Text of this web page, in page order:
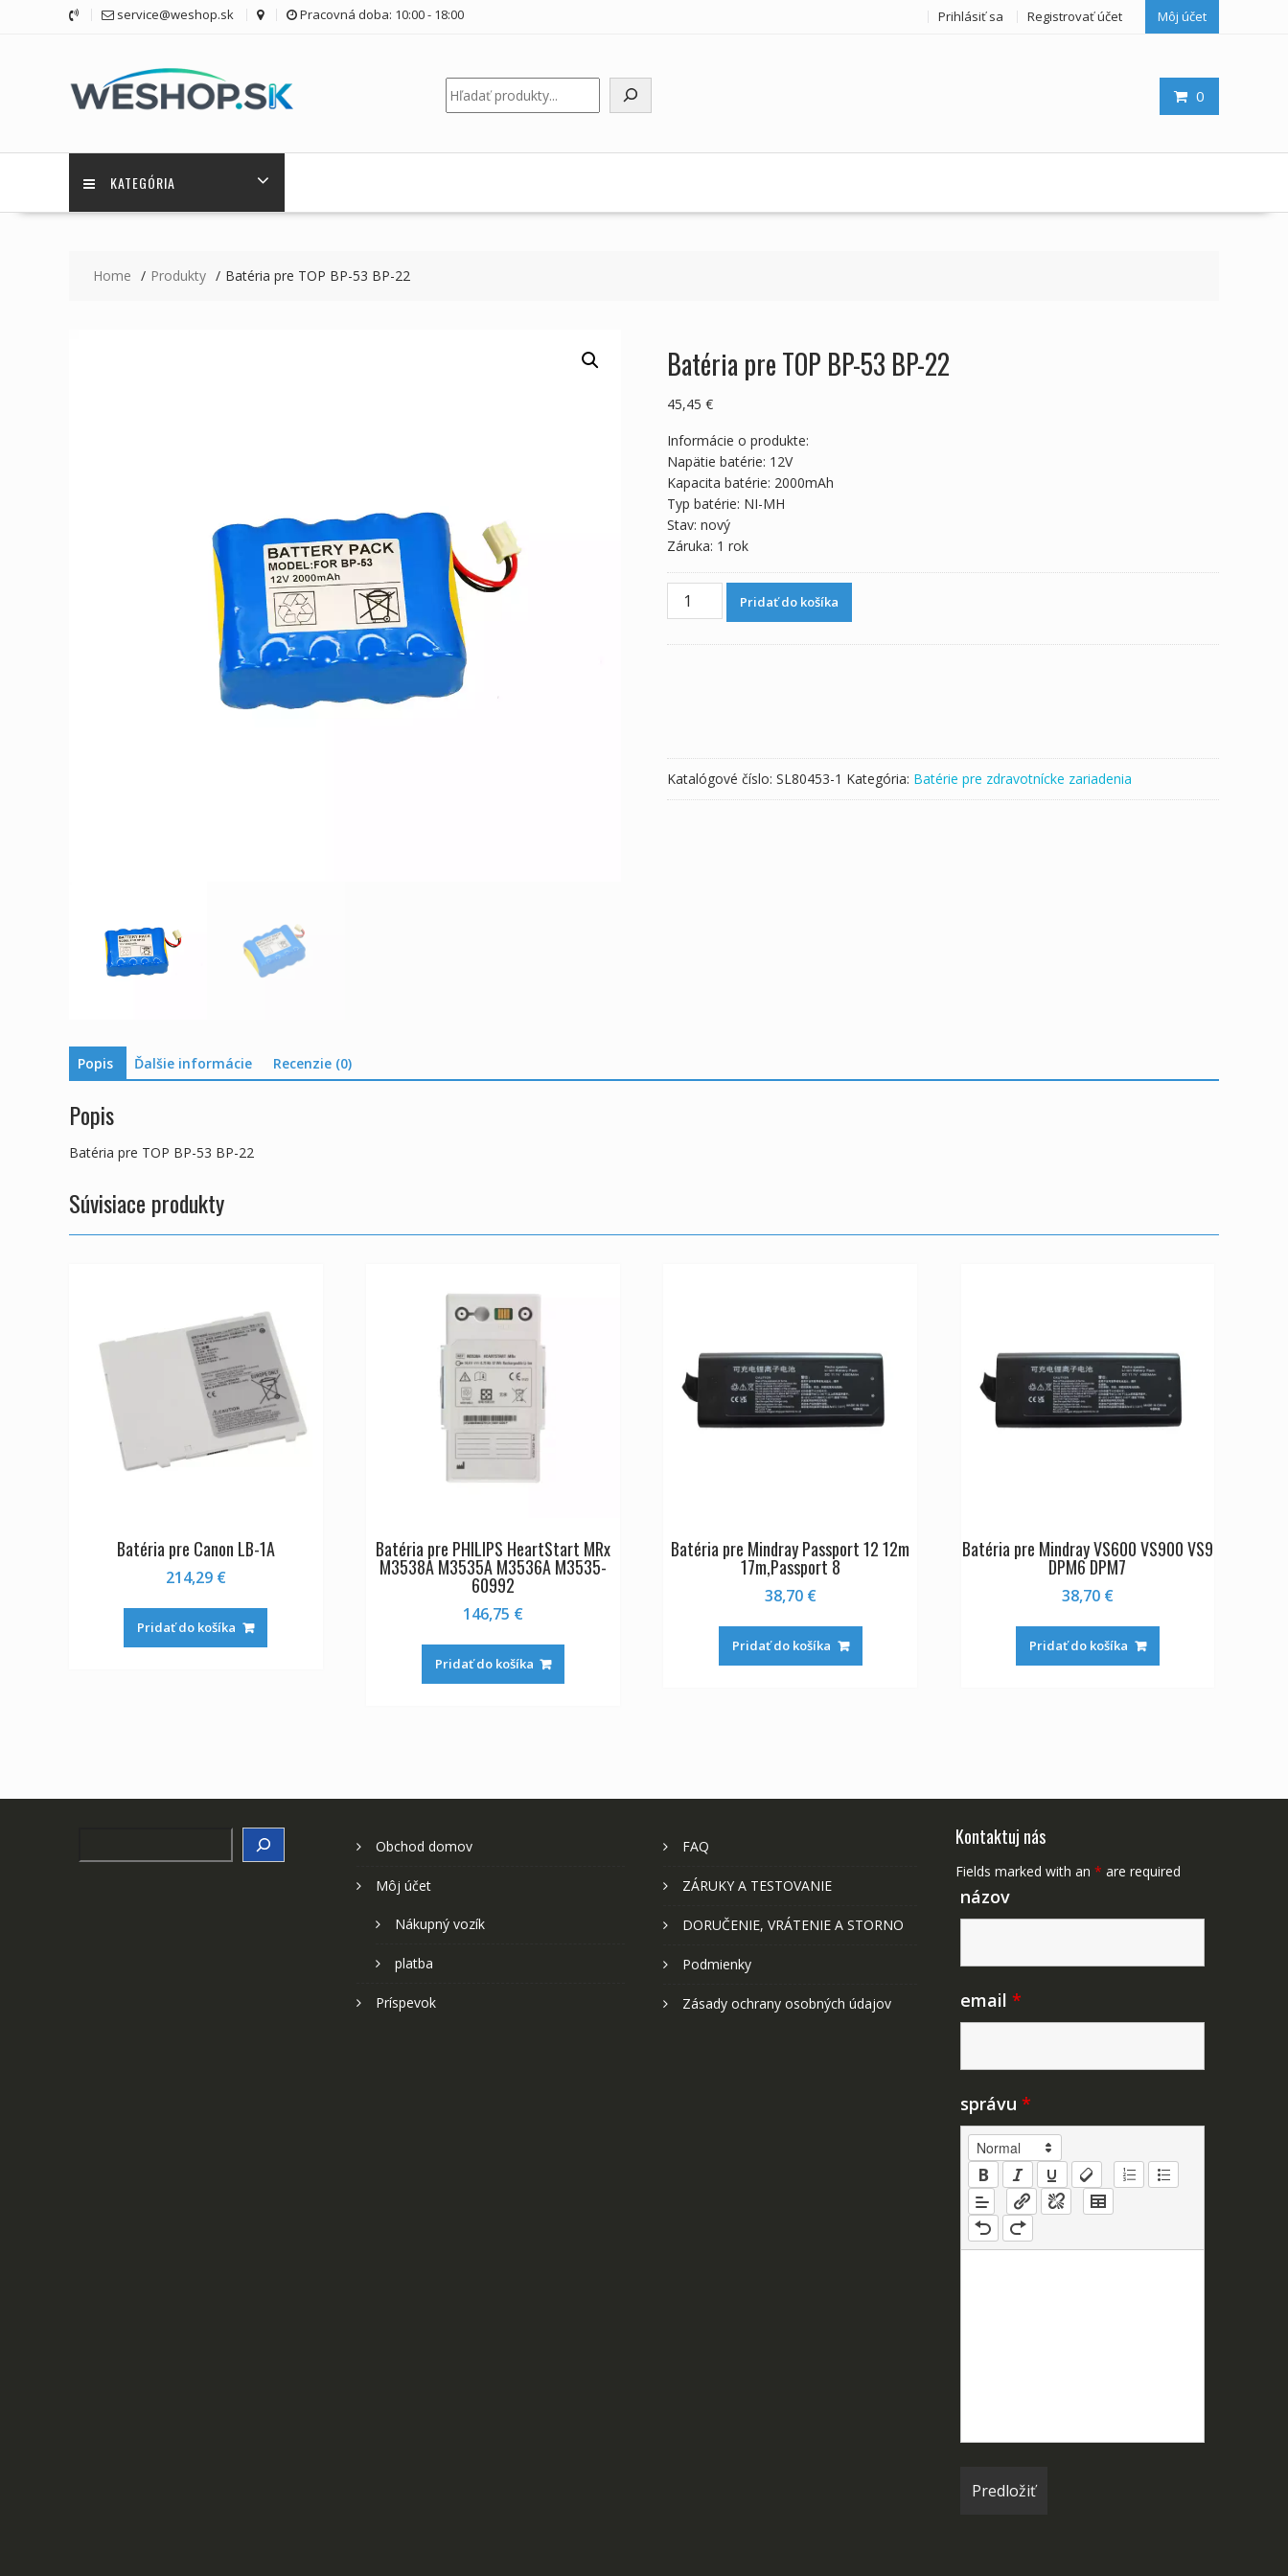
service@weshop.sk Pracovná doba: 10:00 - 18:00 Prihlásiť sa Registrovať účet Môj účet
0
Hľadať
KATEGÓRIA
Home Produkty Batéria pre TOP BP-53 BP-22
Batéria pre TOP BP-53 BP-22
45,45 €
Informácie o produkte:
Napätie batérie: 12V
Kapacita batérie: 2000mAh
Typ batérie: NI-MH
Stav: nový
Záruka: 1 rok
množstvo
Batéria
Pridať do košíka
Katalógové číslo: SL80453-1 Kategória: Batérie pre zdravotnícke zariadenia
Popis Ďalšie informácie Recenzie (0)
Popis
Batéria pre TOP BP-53 BP-22
Súvisiace produkty
Batéria pre Canon LB-1A
214,29 €
Pridať do košíka
Batéria pre PHILIPS HeartStart MRx
M3538A M3535A M3536A M3535-
60992
146,75 €
Pridať do košíka
Batéria pre Mindray Passport 12 12m
17m,Passport 8
38,70 €
Pridať do košíka
Batéria pre Mindray VS600 VS900 VS9
DPM6 DPM7
38,70 €
Pridať do košíka
Obchod domov
Môj účet
Nákupný vozík
platba
Príspevok
FAQ
ZÁRUKY A TESTOVANIE
DORUČENIE, VRÁTENIE A STORNO
Podmienky
Zásady ochrany osobných údajov
Kontaktuj nás
Fields marked with an * are required
názov
email *
správu *